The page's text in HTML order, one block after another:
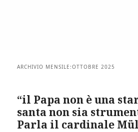
ARCHIVIO MENSILE:OTTOBRE 2025
“il Papa non è una
santa non sia
Parla il cardinale